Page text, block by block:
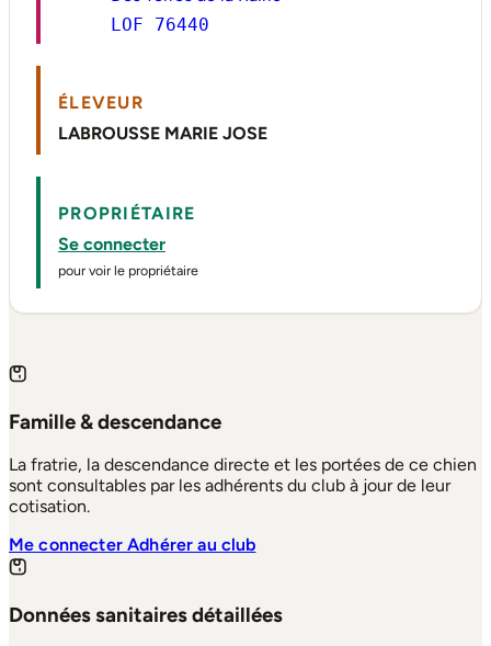
LOF 76440
ÉLEVEUR
LABROUSSE MARIE JOSE
PROPRIÉTAIRE
Se connecter
pour voir le propriétaire
Famille & descendance
La fratrie, la descendance directe et les portées de ce chien
sont consultables par les adhérents du club à jour de leur
cotisation.
Me connecterAdhérer au club
Données sanitaires détaillées